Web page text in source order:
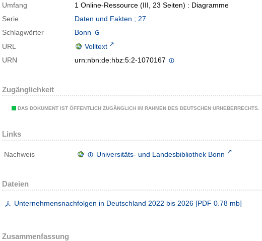
Umfang
1 Online-Ressource (III, 23 Seiten) : Diagramme
Serie
Daten und Fakten ; 27
Schlagwörter
Bonn
URL
Volltext
URN
urn:nbn:de:hbz:5:2-1070167
Zugänglichkeit
DAS DOKUMENT IST ÖFFENTLICH ZUGÄNGLICH IM RAHMEN DES DEUTSCHEN URHEBERRECHTS.
Links
Nachweis Universitäts- und Landesbibliothek Bonn
Dateien
Unternehmensnachfolgen in Deutschland 2022 bis 2026 [PDF 0.78 mb]
Zusammenfassung